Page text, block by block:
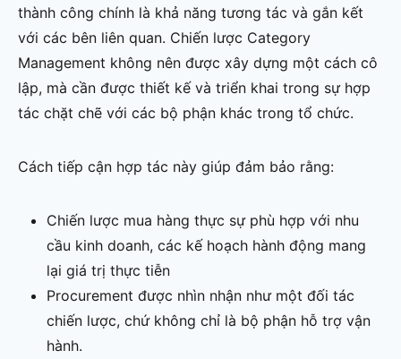
thành công chính là khả năng tương tác và gắn kết
với các bên liên quan. Chiến lược Category
Management không nên được xây dựng một cách cô
lập, mà cần được thiết kế và triển khai trong sự hợp
tác chặt chẽ với các bộ phận khác trong tổ chức.
Cách tiếp cận hợp tác này giúp đảm bảo rằng:
Chiến lược mua hàng thực sự phù hợp với nhu
cầu kinh doanh, các kế hoạch hành động mang
lại giá trị thực tiễn
Procurement được nhìn nhận như một đối tác
chiến lược, chứ không chỉ là bộ phận hỗ trợ vận
hành.